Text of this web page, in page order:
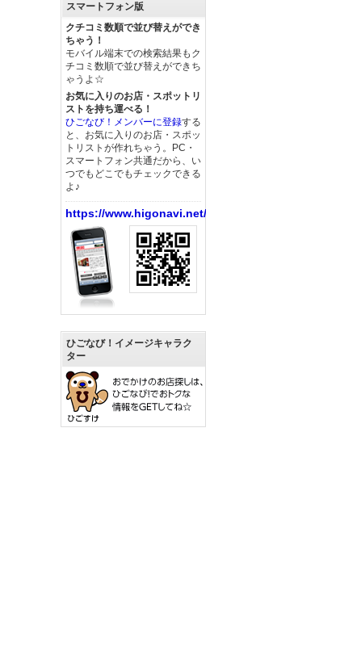
スマートフォン版
クチコミ数順で並び替えができ
ちゃう！
モバイル端末での検索結果もク
チコミ数順で並び替えができち
ゃうよ☆
お気に入りのお店・スポットリ
ストを持ち運べる！
ひごなび！メンバーに登録する
と、お気に入りのお店・スポッ
トリストが作れちゃう。PC・
スマートフォン共通だから、い
つでもどこでもチェックできる
よ♪
https://www.higonavi.net/
ひごなび！イメージキャラク
ター